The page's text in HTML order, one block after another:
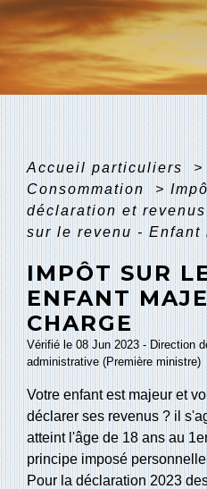
Accueil particuliers >
Consommation
>
déclaration et
sur le revenu - Enfant
IMPÔT SUR
ENFANT
CHARGE
Vérifié le 08 Jun 2023 - Direction
administrative (Première ministre)
Votre enfant est majeur et
déclarer ses revenus ? il
atteint l'âge de 18 ans au 1
principe imposé
Pour la déclaration 2023